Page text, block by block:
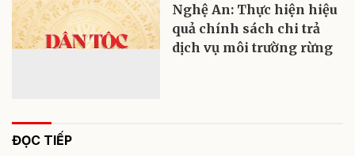
Nghệ An: Thực hiện hiệu
quả chính sách chi trả
dịch vụ môi trường rừng
ĐỌC TIẾP